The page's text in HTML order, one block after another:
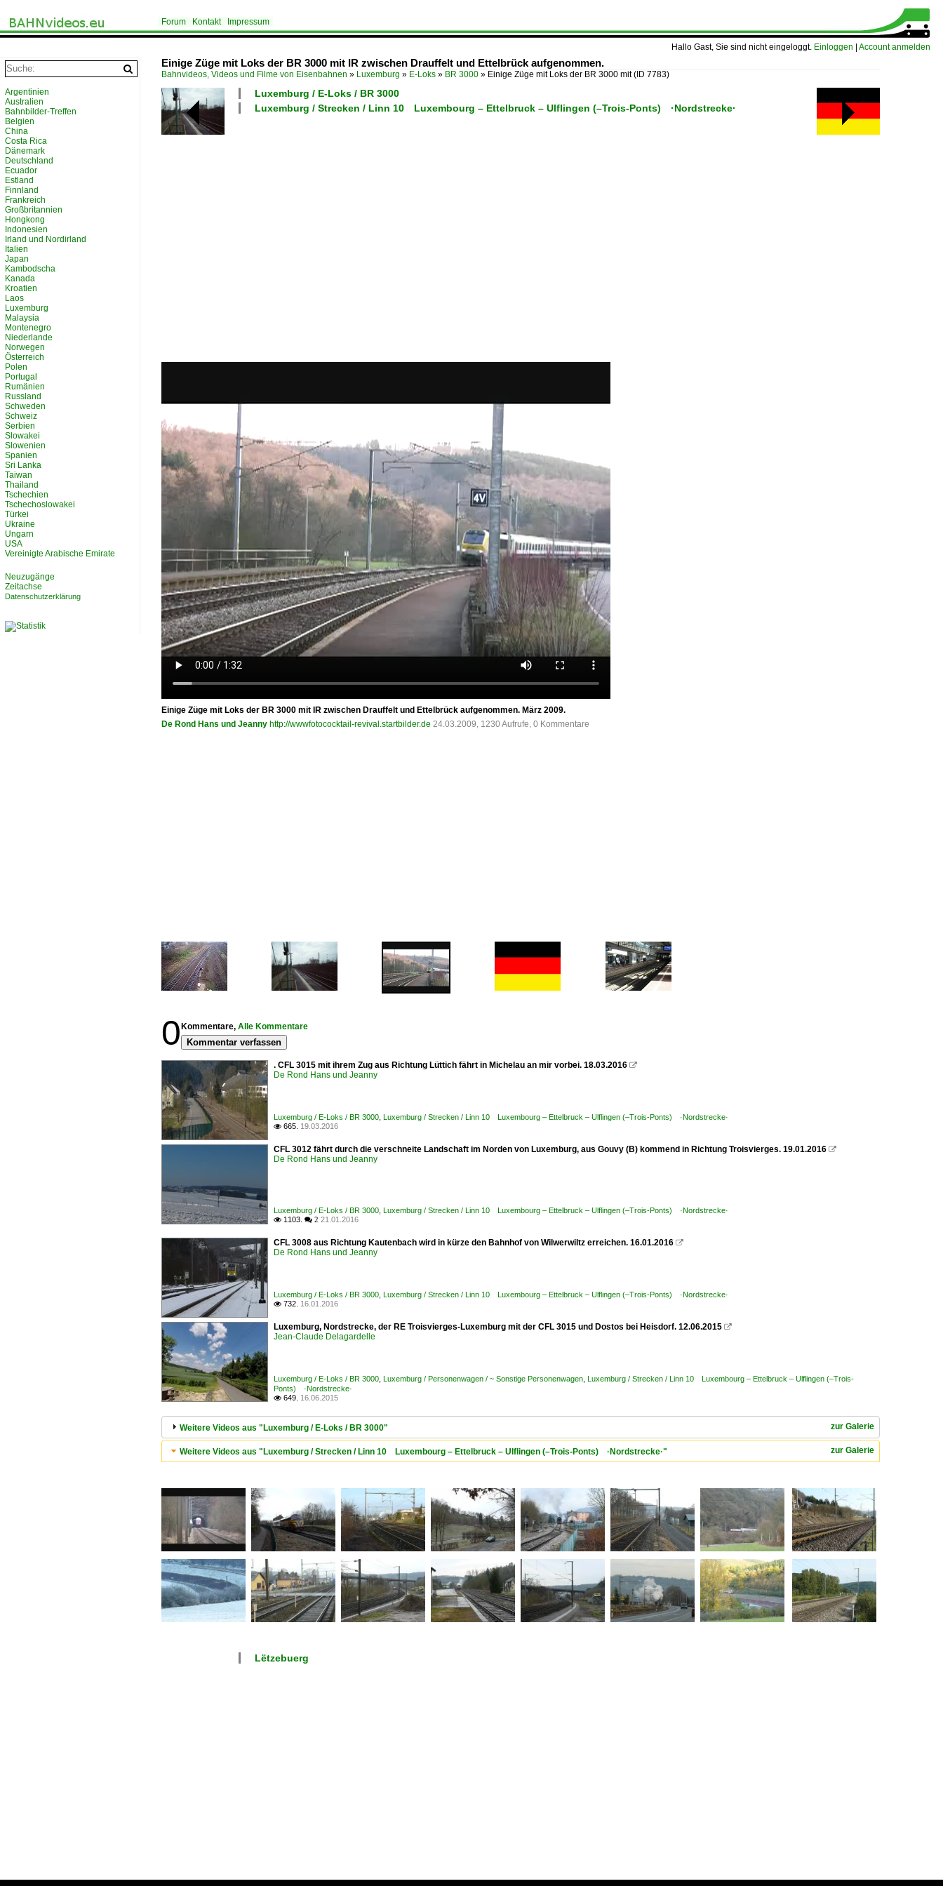
Hallo Gast, Sie sind nicht eingeloggt. Einloggen Account anmelden
Forum Kontakt Impressum
Einige Züge mit Loks der BR 3000 mit IR zwischen Drauffelt und Ettelbrück aufgenommen.
Bahnvideos, Videos und Filme von Eisenbahnen » Luxemburg » E-Loks » BR 3000 » Einige Züge mit Loks der BR 3000 mit(ID 7783)
Luxemburg / E-Loks / BR 3000
Luxemburg / Strecken / Linn 10 Luxembourg – Ettelbruck – Ulflingen (–Trois-Ponts) ·Nordstrecke·
Einige Züge mit Loks der BR 3000 mit IR zwischen Drauffelt und Ettelbrück aufgenommen. März 2009.
De Rond Hans und Jeanny http://wwwfotococktail-revival.startbilder.de 24.03.2009, 1230 Aufrufe, 0 Kommentare
0 Kommentare, Alle Kommentare
Kommentar verfassen
. CFL 3015 mit ihrem Zug aus Richtung Lüttich fährt in Michelau an mir vorbei. 18.03.2016 
De Rond Hans und Jeanny
Luxemburg / E-Loks / BR 3000 Luxemburg / Strecken / Linn 10 Luxembourg – Ettelbruck – Ulflingen (–Trois-Ponts) ·Nordstrecke·
 665. 19.03.2016
CFL 3012 fährt durch die verschneite Landschaft im Norden von Luxemburg, aus Gouvy (B) kommend in Richtung Troisvierges. 19.01.2016 
De Rond Hans und Jeanny
Luxemburg / E-Loks / BR 3000 Luxemburg / Strecken / Linn 10 Luxembourg – Ettelbruck – Ulflingen (–Trois-Ponts) ·Nordstrecke·
 1103.  2 21.01.2016
CFL 3008 aus Richtung Kautenbach wird in kürze den Bahnhof von Wilwerwiltz erreichen. 16.01.2016 
De Rond Hans und Jeanny
Luxemburg / E-Loks / BR 3000 Luxemburg / Strecken / Linn 10 Luxembourg – Ettelbruck – Ulflingen (–Trois-Ponts) ·Nordstrecke·
 732. 16.01.2016
Luxemburg, Nordstrecke, der RE Troisvierges-Luxemburg mit der CFL 3015 und Dostos bei Heisdorf. 12.06.2015 
Jean-Claude Delagardelle
Luxemburg / E-Loks / BR 3000 Luxemburg / Personenwagen / ~ Sonstige Personenwagen Luxemburg / Strecken / Linn 10 Luxembourg – Ettelbruck – Ulflingen (–Trois-
Ponts) ·Nordstrecke·
 649. 16.06.2015
zur Galerie
Weitere Videos aus "Luxemburg / E-Loks / BR 3000"
zur Galerie
Weitere Videos aus "Luxemburg / Strecken / Linn 10 Luxembourg – Ettelbruck – Ulflingen (–Trois-Ponts) ·Nordstrecke·"
Lëtzebuerg
Argentinien
Australien
Bahnbilder-Treffen
Belgien
China
Costa Rica
Dänemark
Deutschland
Ecuador
Estland
Finnland
Frankreich
Großbritannien
Hongkong
Indonesien
Irland und Nordirland
Italien
Japan
Kambodscha
Kanada
Kroatien
Laos
Luxemburg
Malaysia
Montenegro
Niederlande
Norwegen
Österreich
Polen
Portugal
Rumänien
Russland
Schweden
Schweiz
Serbien
Slowakei
Slowenien
Spanien
Sri Lanka
Taiwan
Thailand
Tschechien
Tschechoslowakei
Türkei
Ukraine
Ungarn
USA
Vereinigte Arabische Emirate
Neuzugänge
Zeitachse
Datenschutzerklärung